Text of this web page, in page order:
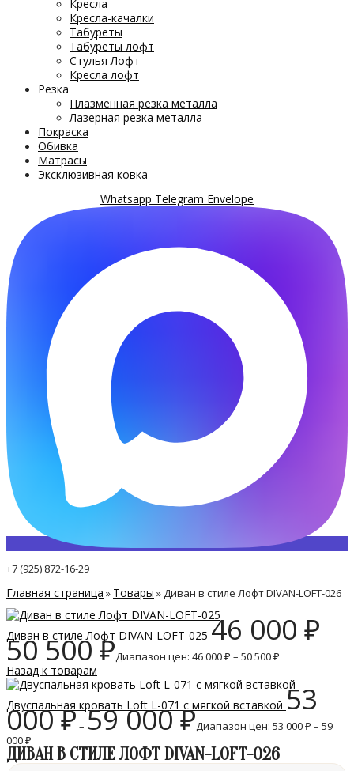
Кресла
Кресла-качалки
Табуреты
Табуреты лофт
Стулья Лофт
Кресла лофт
Резка
Плазменная резка металла
Лазерная резка металла
Покраска
Обивка
Матрасы
Эксклюзивная ковка
Whatsapp Telegram Envelope
+7 (925) 872-16-29
Главная страница » Товары »Диван в стиле Лофт DIVAN-LOFT-026
Диван в стиле Лофт DIVAN-LOFT-025 46 000 ₽ –
50 500₽Диапазон цен: 46 000 ₽ – 50 500 ₽
Назад к товарам
Двуспальная кровать Loft L-071 с мягкой вставкой 53
000₽– 59 000₽Диапазон цен: 53 000 ₽ – 59
000 ₽
ДИВАН В СТИЛЕ ЛОФТ DIVAN-LOFT-026